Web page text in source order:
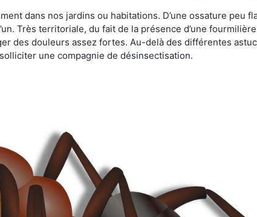
dans nos jardins ou habitations. D’une ossature peu
Très territoriale, du fait de la présence d’une
des douleurs assez fortes. Au-delà des différentes
une compagnie de désinsectisation.